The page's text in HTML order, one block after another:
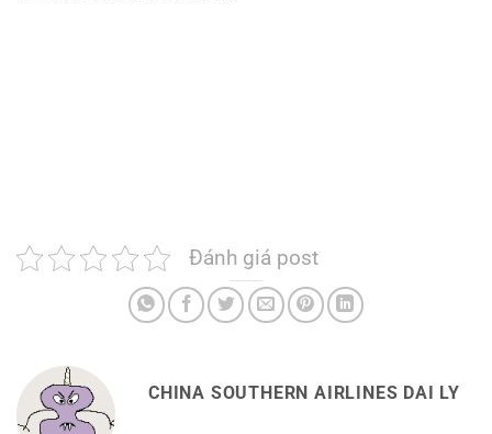
Đánh giá post
CHINA SOUTHERN AIRLINES DAI LY